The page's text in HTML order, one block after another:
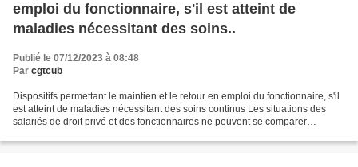
emploi du fonctionnaire, s'il est atteint de
maladies nécessitant des soins..
Publié le 07/12/2023 à 08:48
Par cgtcub
Dispositifs permettant le maintien et le retour en emploi du fonctionnaire, s'il
est atteint de maladies nécessitant des soins continus Les situations des
salariés de droit privé et des fonctionnaires ne peuvent se comparer